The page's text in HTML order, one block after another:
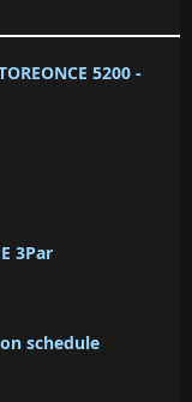
5200 -
3Par
schedule